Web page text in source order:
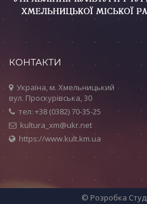
КОНТАКТИ
Україна, м. Хмельницький
вул. Проскурівська, 30
тел: +38 (0382) 70-35-25
kultura_xm@ukr.net
https://www.kult.km.ua
© Розробка